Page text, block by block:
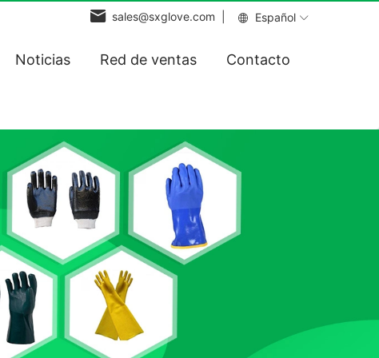
Español
sales@sxglove.com |
Noticias Red de ventas Contacto